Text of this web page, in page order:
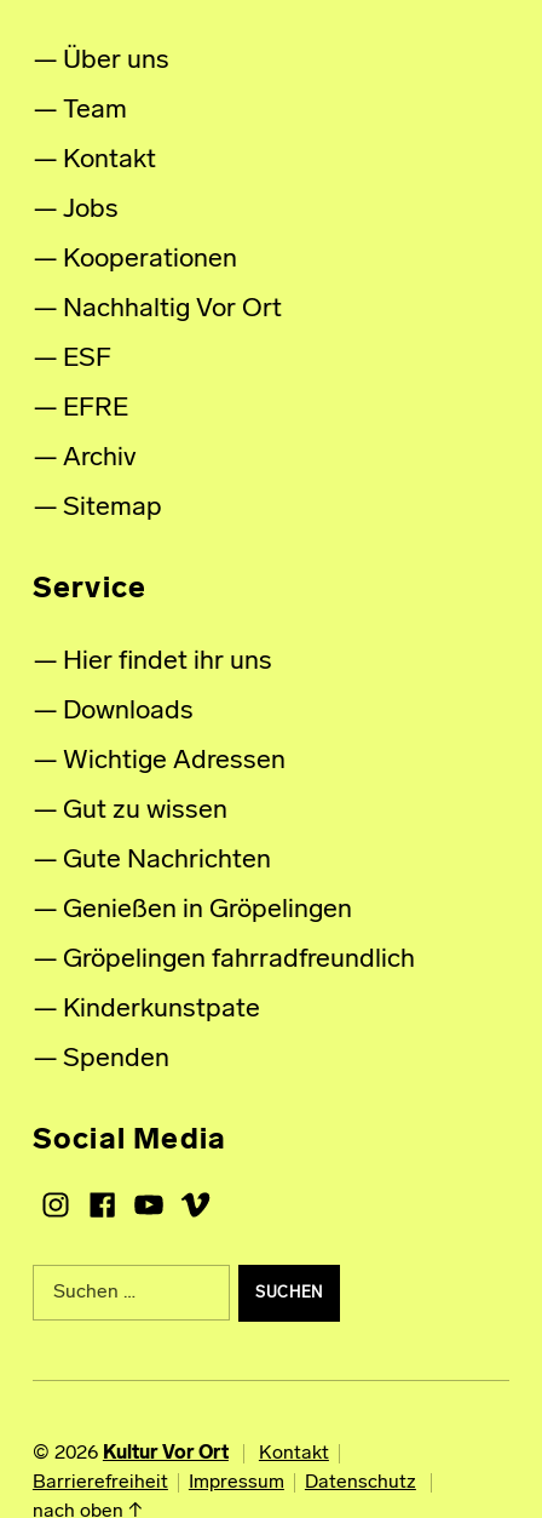
Über uns
Team
Kontakt
Jobs
Kooperationen
Nachhaltig Vor Ort
ESF
EFRE
Archiv
Sitemap
Service
Hier findet ihr uns
Downloads
Wichtige Adressen
Gut zu wissen
Gute Nachrichten
Genießen in Gröpelingen
Gröpelingen fahrradfreundlich
Kinderkunstpate
Spenden
Social Media
Instagram
Facebook
Youtube
Vimeo
Suche nach:
© 2026 Kultur Vor Ort
Kontakt
Barrierefreiheit
Impressum
Datenschutz
nach oben ↑